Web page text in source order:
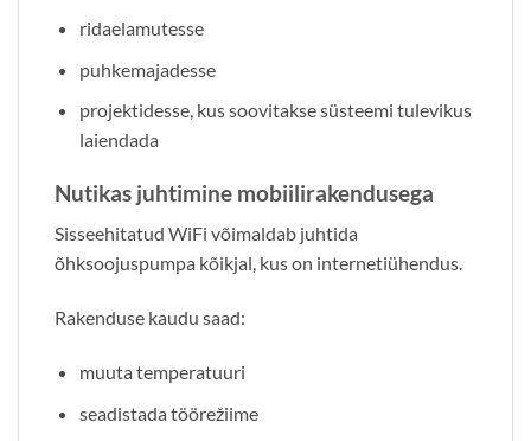
ridaelamutesse
puhkemajadesse
projektidesse, kus soovitakse süsteemi tulevikus
laiendada
Nutikas juhtimine mobiilirakendusega
Sisseehitatud WiFi võimaldab juhtida
õhksoojuspumpa kõikjal, kus on internetiühendus.
Rakenduse kaudu saad:
muuta temperatuuri
seadistada töörežiime